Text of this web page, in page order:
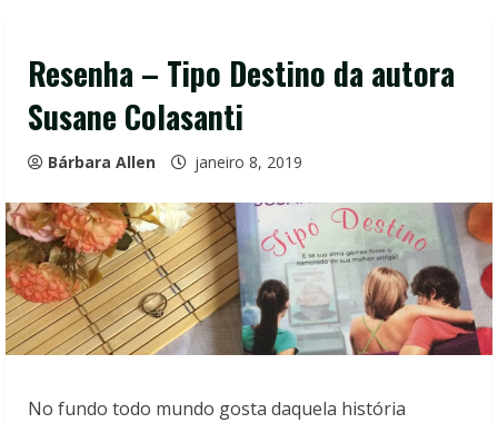
Resenha – Tipo Destino da autora
Susane Colasanti
Bárbara Allen janeiro 8, 2019
No fundo todo mundo gosta daquela história